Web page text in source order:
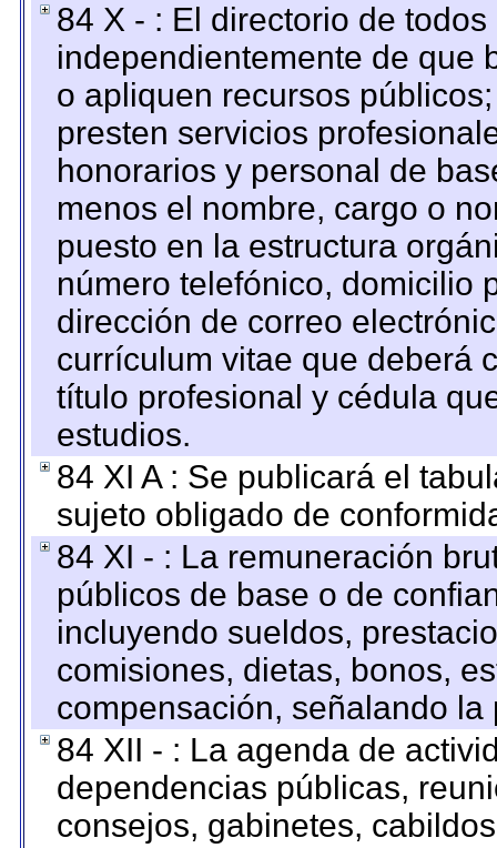
84 X - : El directorio de
independientemente de que
o apliquen recursos
presten servicios
honorarios y personal de
menos el nombre, cargo o
puesto en la estructura
número telefónico, domicilio
dirección de correo
currículum vitae que deberá
título profesional y cédula
estudios.
84 XI A : Se publicará el
sujeto obligado de
84 XI - : La remuneración
públicos de base o de
incluyendo sueldos,
comisiones, dietas, bonos,
compensación, señalando
84 XII - : La agenda de
dependencias públicas,
consejos, gabinetes,